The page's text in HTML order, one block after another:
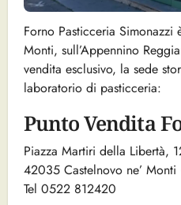
Forno Pasticceria Simonazzi
Monti, sull’Appennino
vendita esclusivo, la sede
laboratorio di pasticceria:
Punto Vendita
Piazza Martiri della Libertà,
42035 Castelnovo ne’ Monti
Tel 0522 812420